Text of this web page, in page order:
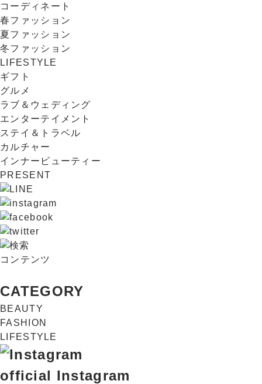
コーディネート
春ファッション
夏ファッション
冬ファッション
LIFESTYLE
ギフト
グルメ
ラブ＆ウェディング
エンターテイメント
ステイ＆トラベル
カルチャー
インナービューティー
PRESENT
コンテンツ
CATEGORY
BEAUTY
FASHION
LIFESTYLE
official Instagram